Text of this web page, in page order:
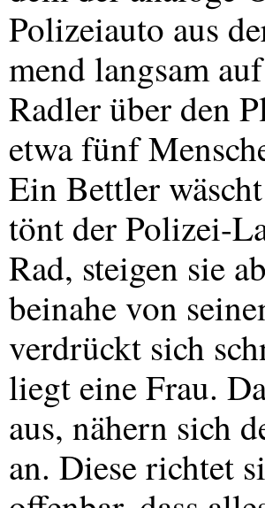
Polizeiauto aus
mend langsam
Radler über den
etwa fünf
Ein Bettler
tönt der Polizei-
Rad, steigen sie
beinahe von
verdrückt sich
liegt eine Frau.
aus, nähern sich
an. Diese richtet